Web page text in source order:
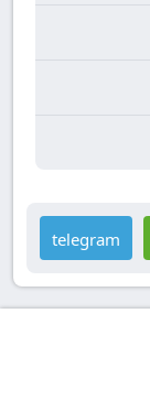
telegram